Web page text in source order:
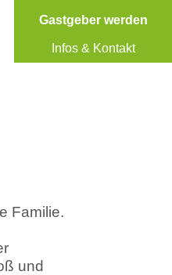
Gastgeber werden
Infos & Kontakt
Familie.
und